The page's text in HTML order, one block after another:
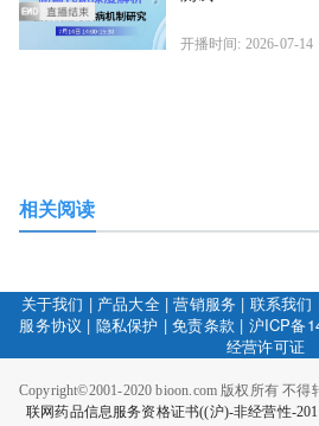
开播时间: 2026-07-14
相关阅读
关于我们 | 产品大全|营销服务 | 联系我们
服务协议 | 隐私保护 |免责条款 | 沪ICP备
经营许可证
Copyright©2001-2020 bioon.com 版权所有 不得
联网药品信息服务资格证书((沪)-非经营性-